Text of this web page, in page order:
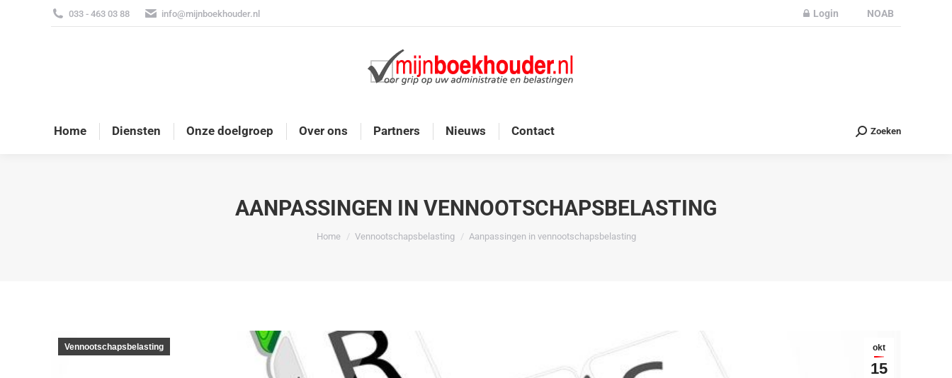
033 - 463 03 88 info@mijnboekhouder.nl Login NOAB
Home Diensten Onze doelgroep Over ons Partners Nieuws Contact Zoeken
AANPASSINGEN IN VENNOOTSCHAPSBELASTING
Je bent hier:
Home Vennootschapsbelasting Aanpassingen in vennootschapsbelasting
okt
15
Vennootschapsbelasting
Home Diensten Onze doelgroep Over ons Partners Nieuws Contact Zoeken